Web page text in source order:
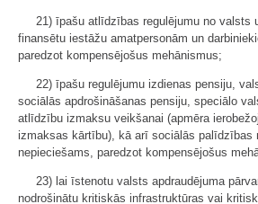
21) īpašu atlīdzības regulējumu no valsts
finansētu iestāžu amatpersonām un
paredzot kompensējošus mehānismus;
22) īpašu regulējumu izdienas pensiju,
sociālās apdrošināšanas pensiju, speciālo
atlīdzību izmaksu veikšanai (apmēra
izmaksas kārtību), kā arī sociālās palīdzības
nepieciešams, paredzot kompensējošus
23) lai īstenotu valsts apdraudējuma
nodrošinātu kritiskās infrastruktūras vai